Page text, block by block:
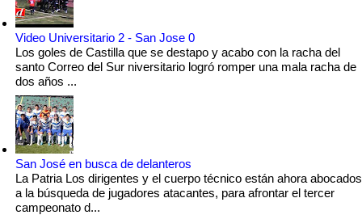
Video Universitario 2 - San Jose 0
Los goles de Castilla que se destapo y acabo con la racha del
santo Correo del Sur niversitario logró romper una mala racha de
dos años ...
San José en busca de delanteros
La Patria Los dirigentes y el cuerpo técnico están ahora abocados
a la búsqueda de jugadores atacantes, para afrontar el tercer
campeonato d...